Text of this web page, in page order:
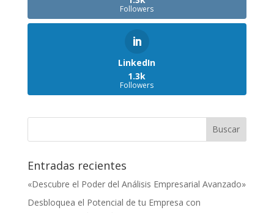
Followers
LinkedIn
1.3k
Followers
Entradas recientes
«Descubre el Poder del Análisis Empresarial Avanzado»
Desbloquea el Potencial de tu Empresa con